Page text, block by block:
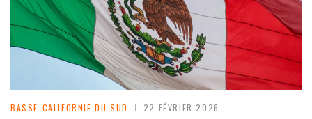
BASSE-CALIFORNIE DU SUD 22 FÉVRIER 2026